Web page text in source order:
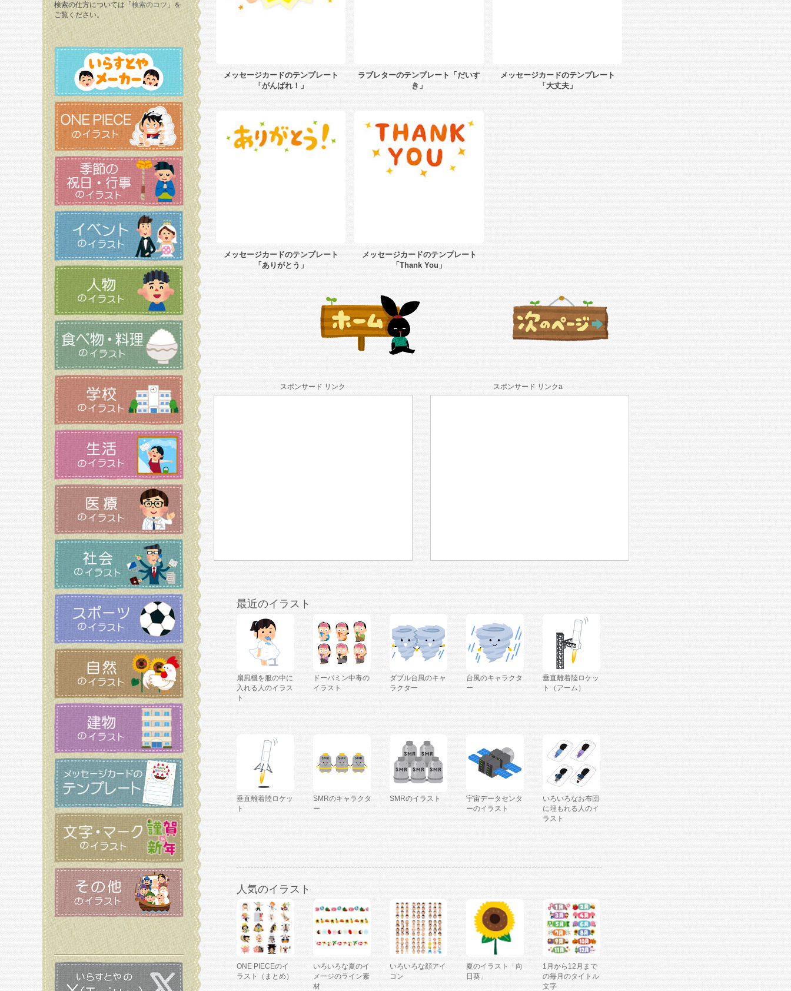
検索の仕方については「 検索のコツ 」を
ご覧ください。
メッセージカードのテンプレート
「がんばれ！」
ラブレターのテンプレート「だいす
き」
メッセージカードのテンプレート
「大丈夫」
メッセージカードのテンプレート
「ありがとう」
メッセージカードのテンプレート
「Thank You」
スポンサード リンク スポンサード リンクa
最近のイラスト
扇風機を服の中に
入れる人のイラス
ト
ドーパミン中毒の
イラスト
ダブル台風のキャ
ラクター
台風のキャラクタ
ー
垂直離着陸ロケッ
ト（アーム）
垂直離着陸ロケッ
ト
SMRのキャラクタ
ー
SMRのイラスト
宇宙データセンタ
ーのイラスト
いろいろなお布団
に埋もれる人のイ
ラスト
人気のイラスト
ONE PIECEのイ
ラスト（まとめ）
いろいろな夏のイ
メージのライン素
材
いろいろな顔アイ
コン
夏のイラスト「向
日葵」
1月から12月まで
の毎月のタイトル
文字